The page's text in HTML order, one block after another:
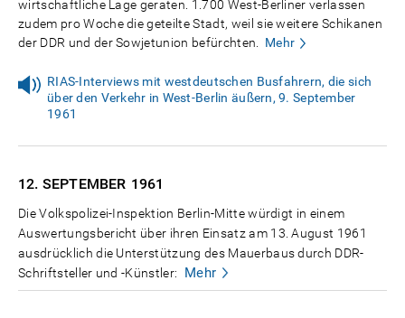
wirtschaftliche Lage geraten. 1.700 West-Berliner verlassen
zudem pro Woche die geteilte Stadt, weil sie weitere Schikanen
der DDR und der Sowjetunion befürchten.
Mehr
RIAS-Interviews mit westdeutschen Busfahrern, die sich
über den Verkehr in West-Berlin äußern, 9. September
1961
12. SEPTEMBER 1961
Die Volkspolizei-Inspektion Berlin-Mitte würdigt in einem
Auswertungsbericht über ihren Einsatz am 13. August 1961
ausdrücklich die Unterstützung des Mauerbaus durch DDR-
Schriftsteller und -Künstler:
Mehr